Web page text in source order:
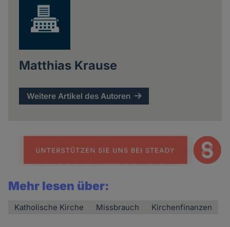
Matthias Krause
Weitere Artikel des Autoren
Mehr lesen über:
Katholische Kirche Missbrauch Kirchenfinanzen